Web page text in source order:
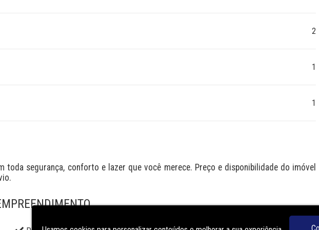
2
1
1
toda segurança, conforto e lazer que você merece. Preço e disponibilidade do imóvel